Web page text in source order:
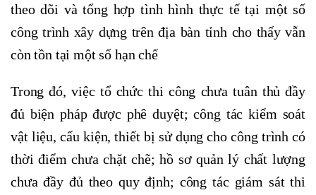
theo dõi và tổng hợp tình hình thực tế tại một số
công trình xây dựng trên địa bàn tỉnh cho thấy vẫn
còn tồn tại một số hạn chế
Trong đó, việc tổ chức thi công chưa tuân thủ đầy
đủ biện pháp được phê duyệt; công tác kiểm soát
vật liệu, cấu kiện, thiết bị sử dụng cho công trình có
thời điểm chưa chặt chẽ; hồ sơ quản lý chất lượng
chưa đầy đủ theo quy định; công tác giám sát thi